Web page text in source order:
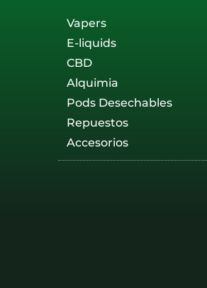
Vapers
E-liquids
CBD
Alquimia
Pods Desechables
Repuestos
Accesorios